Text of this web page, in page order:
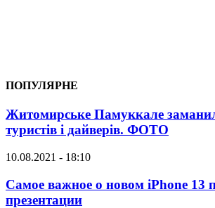
ПОПУЛЯРНЕ
Житомирське Памуккале
туристів і дайверів. ФОТО
10.08.2021 - 18:10
Самое важное о новом iPhone 13
презентации